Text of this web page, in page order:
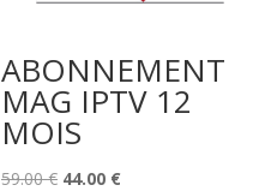
ABONNEMENT
MAG IPTV 12
MOIS
59.00€ Le
44.00 €Le